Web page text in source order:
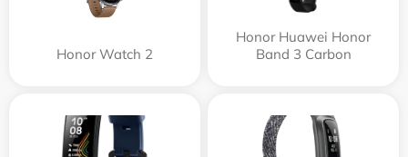
Honor Watch 2
Honor Huawei Honor
Band 3 Carbon